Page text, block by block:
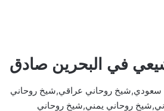
في البحرين صادق
سعودي,شيخ روحاني عراقي,شيخ روحاني
روحاني يمني,شيخ روحاني